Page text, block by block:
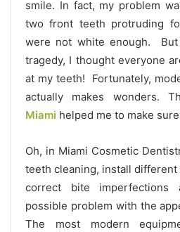
smile. In fact, my problem
two front teeth protruding
were not white enough.
tragedy, I thought everyone
at my teeth! Fortunately,
actually makes wonders.
Miami helped me to make
Oh, in Miami Cosmetic
teeth cleaning, install different
correct bite imperfections
possible problem with the
The most modern